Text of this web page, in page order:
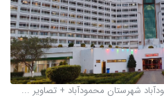
شهرستان محمودآباد + تصاویر ...